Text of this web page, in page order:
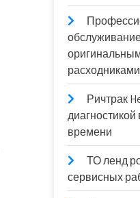
расходниками
Ричтрак
времени
ТО ленд
сервисных